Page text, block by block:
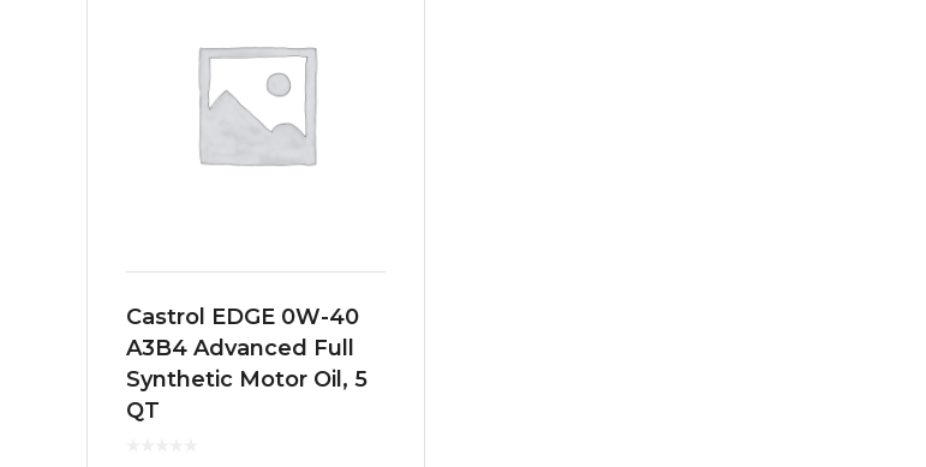
Castrol EDGE 0W-40
A3B4 Advanced Full
Synthetic Motor Oil, 5
QT